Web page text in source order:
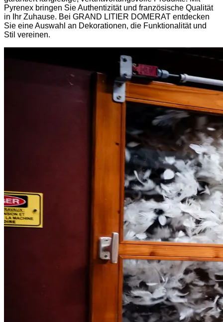
Pyrenex bringen Sie Authentizität und französische Qualität
in Ihr Zuhause. Bei GRAND LITIER DOMERAT entdecken
Sie eine Auswahl an Dekorationen, die Funktionalität und
Stil vereinen.